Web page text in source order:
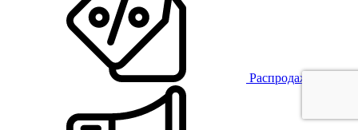
Распродажа